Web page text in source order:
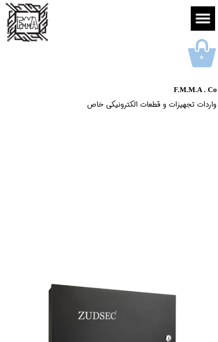
F.M.M.A . Co
واردات تجهیزات و قطعات الکترونیکى خاص​​​​​​​
۰